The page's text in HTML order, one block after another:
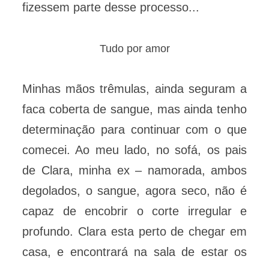
fizessem parte desse processo...
Tudo por amor
Minhas mãos trêmulas, ainda seguram a
faca coberta de sangue, mas ainda tenho
determinação para continuar com o que
comecei. Ao meu lado, no sofá, os pais
de Clara, minha ex – namorada, ambos
degolados, o sangue, agora seco, não é
capaz de encobrir o corte irregular e
profundo. Clara esta perto de chegar em
casa, e encontrará na sala de estar os